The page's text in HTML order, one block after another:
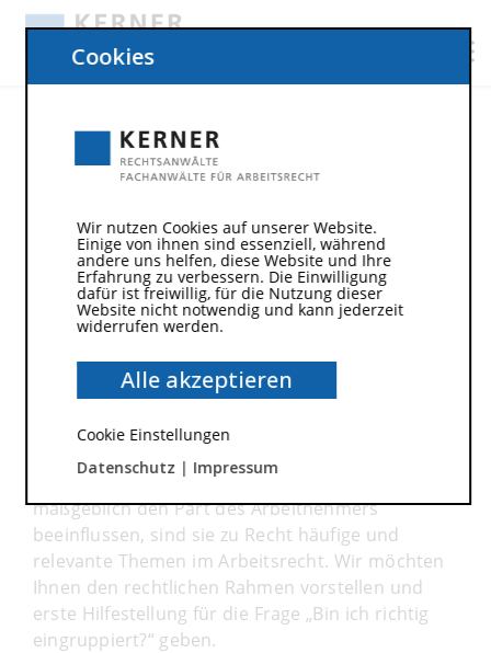
28. Januar 2019
Reden wir über Geld: Von
Eingruppierung und
Einstufung
Eingruppierung und Einstufung sind vor allem –
aber nicht nur – Vokabeln des öffentlichen
Dienstes. Da sie im System „Arbeit gegen Geld“
maßgeblich den Part des Arbeitnehmers
beeinflussen, sind sie zu Recht häufige und
relevante Themen im Arbeitsrecht. Wir möchten
Ihnen den rechtlichen Rahmen vorstellen und
erste Hilfestellung für die Frage „Bin ich richtig
eingruppiert?“ geben.
Cookies
Wir nutzen Cookies auf unserer Website.
Einige von ihnen sind essenziell, während
andere uns helfen, diese Website und Ihre
Erfahrung zu verbessern. Die Einwilligung
dafür ist freiwillig, für die Nutzung dieser
Website nicht notwendig und kann jederzeit
widerrufen werden.
Alle akzeptieren
Cookie Einstellungen
Datenschutz| Impressum